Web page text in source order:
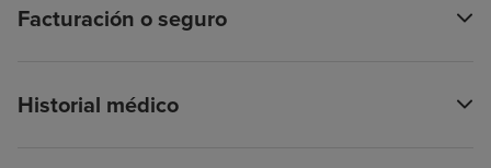
Facturación o seguro
Historial médico